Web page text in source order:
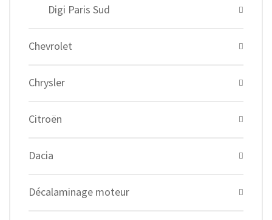
Digi Paris Sud
Chevrolet
Chrysler
Citroën
Dacia
Décalaminage moteur